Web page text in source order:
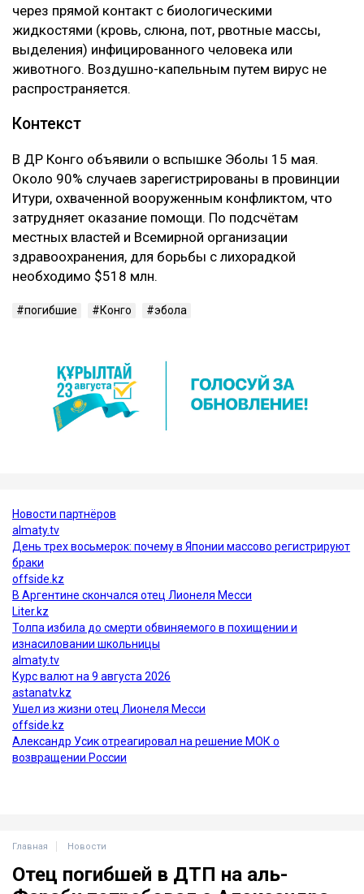
через прямой контакт с биологическими
жидкостями (кровь, слюна, пот, рвотные массы,
выделения) инфицированного человека или
животного. Воздушно-капельным путем вирус не
распространяется.
Контекст
В ДР Конго объявили о вспышке Эболы 15 мая.
Около 90% случаев зарегистрированы в провинции
Итури, охваченной вооруженным конфликтом, что
затрудняет оказание помощи. По подсчётам
местных властей и Всемирной организации
здравоохранения, для борьбы с лихорадкой
необходимо $518 млн.
погибшие Конго эбола